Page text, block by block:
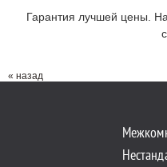
Гарантия лучшей цены.
« назад